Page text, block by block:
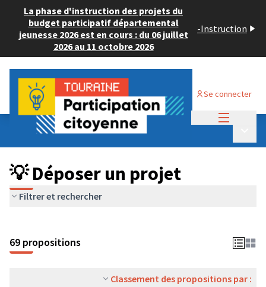
La phase d'instruction des projets du
budget participatif départemental
jeunesse 2026 est en cours : du 06 juillet
2026 au 11 octobre 2026
-Instruction
Se connecter
Budget Participatif ADULTE 2024
💡 Déposer un projet
💡 Déposer un projet
Filtrer et rechercher
69 propositions
Classement des propositions par :